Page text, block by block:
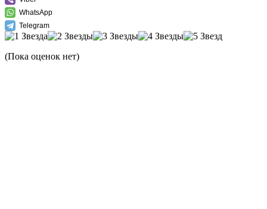
WhatsApp
Telegram
(Пока оценок нет)